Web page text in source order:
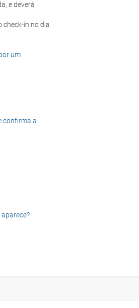
e deverá
um
confirma a